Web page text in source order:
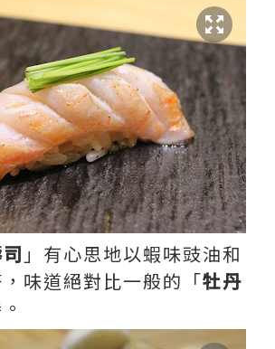
」有心思地以蝦味豉油和
味道絕對比一般的「牡丹